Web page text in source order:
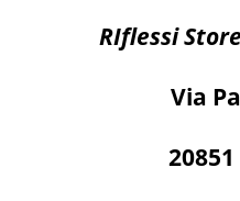
RIflessi
Via